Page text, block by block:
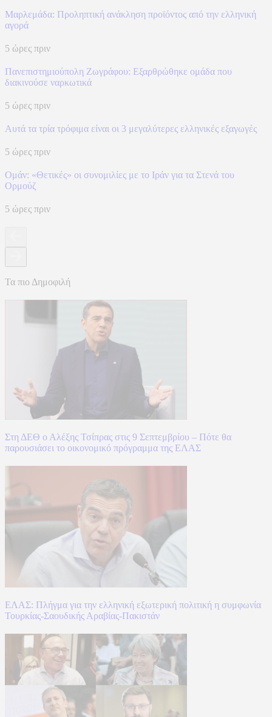
Μαρλεμάδα: Προληπτική ανάκληση προϊόντος από την ελληνική
αγορά
5 ώρες πριν
Πανεπιστημιούπολη Ζωγράφου: Εξαρθρώθηκε ομάδα που
διακινούσε ναρκωτικά
5 ώρες πριν
Αυτά τα τρία τρόφιμα είναι οι 3 μεγαλύτερες ελληνικές εξαγωγές
5 ώρες πριν
Ομάν: «Θετικές» οι συνομιλίες με το Ιράν για τα Στενά του
Ορμούζ
5 ώρες πριν
Τα πιο Δημοφιλή
Στη ΔΕΘ ο Αλέξης Τσίπρας στις 9 Σεπτεμβρίου – Πότε θα
παρουσιάσει το οικονομικό πρόγραμμα της ΕΛΑΣ
ΕΛΑΣ: Πλήγμα για την ελληνική εξωτερική πολιτική η συμφωνία
Τουρκίας-Σαουδικής Αραβίας-Πακιστάν